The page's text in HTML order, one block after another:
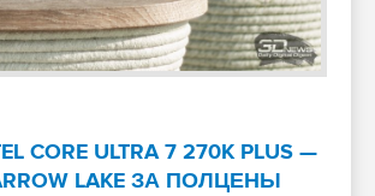
CORE ULTRA 7 270K PLUS —
LAKE ЗА ПОЛЦЕНЫ